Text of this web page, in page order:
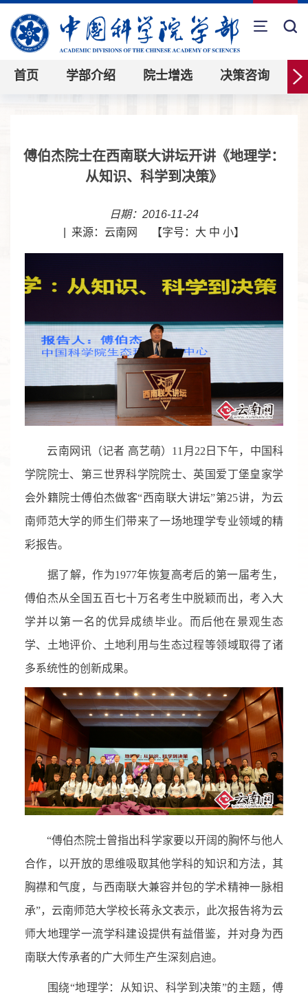
首页 学部介绍 院士增选 决策咨询
傅伯杰院士在西南联大讲坛开讲《地理学：
从知识、科学到决策》
日期：2016-11-24
来源：云南网 【字号： 大 中 小】
云南网讯（记者 高艺萌）11月22日下午，中国科
学院院士、第三世界科学院院士、英国爱丁堡皇家学
会外籍院士傅伯杰做客“西南联大讲坛”第25讲，为云
南师范大学的师生们带来了一场地理学专业领域的精
彩报告。
据了解，作为1977年恢复高考后的第一届考生，
傅伯杰从全国五百七十万名考生中脱颖而出，考入大
学并以第一名的优异成绩毕业。而后他在景观生态
学、土地评价、土地利用与生态过程等领域取得了诸
多系统性的创新成果。
“傅伯杰院士曾指出科学家要以开阔的胸怀与他人
合作，以开放的思维吸取其他学科的知识和方法，其
胸襟和气度，与西南联大兼容并包的学术精神一脉相
承”，云南师范大学校长蒋永文表示，此次报告将为云
师大地理学一流学科建设提供有益借鉴，并对身为西
南联大传承者的广大师生产生深刻启迪。
围绕“地理学：从知识、科学到决策”的主题，傅